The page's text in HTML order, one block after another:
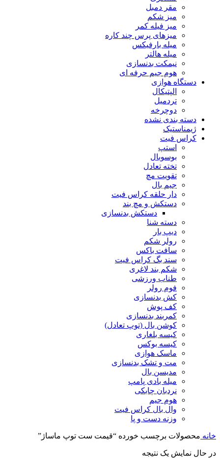
مقر دمبل
میز شکم
میز فیله کمر
میزهای پرس چند کاره
میله بارفیکس
میله هالتر
نیمکت بدنسازی
هوم جیم حرفه ای
دستگاه هوازی
الپتیکال
تردمیل
دوچرخه
دسته بندی نشده
ژیمناستیک
کراس فیت
استپ
بوسوبال
تخته تعادل
تقویت مچ
جیم بال
دار حلقه کراس فیت
دستکش و مچ بند
دستکش بدنسازی
دسته شنا
دیپ بار
رولر شکم
سافت باکس
سند بگ کراس فیت
شکم بند لاغری
طناب ورزشی
فوم رولر
کش بدنسازی
کف پوش
کمربند بدنسازی
کوشن بال (توپ تعادل)
کیسه بلغاری
کیسه بوکس
ماسک هوازی
مت و تشک بدنسازی
مدیسن بال
میله بادی پامپ
نردبان چابکی
هوم جیم
وال بال کراس فیت
وزنه دست و پا
خانه محصولات برچسب خورده “قیمت ست توپ ماساژ”
در حال نمایش یک نتیجه